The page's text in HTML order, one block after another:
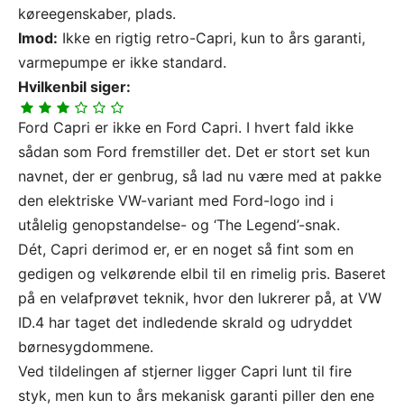
køreegenskaber, plads.
Imod: Ikke en rigtig retro-Capri, kun to års garanti,
varmepumpe er ikke standard.
Hvilkenbil siger:
Ford Capri er ikke en Ford Capri. I hvert fald ikke
sådan som Ford fremstiller det. Det er stort set kun
navnet, der er genbrug, så lad nu være med at pakke
den elektriske VW-variant med Ford-logo ind i
utålelig genopstandelse- og ‘The Legend’-snak.
Dét, Capri derimod er, er en noget så fint som en
gedigen og velkørende elbil til en rimelig pris. Baseret
på en velafprøvet teknik, hvor den lukrerer på, at VW
ID.4 har taget det indledende skrald og udryddet
børnesygdommene.
Ved tildelingen af stjerner ligger Capri lunt til fire
styk, men kun to års mekanisk garanti piller den ene